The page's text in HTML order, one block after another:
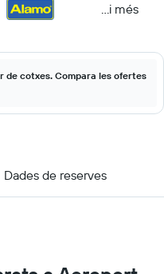
...i més
de cotxes. Compara les ofertes
Dades de reserves